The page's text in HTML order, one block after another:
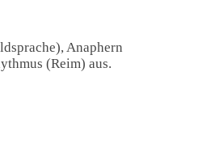
Anaphern
(Reim) aus.